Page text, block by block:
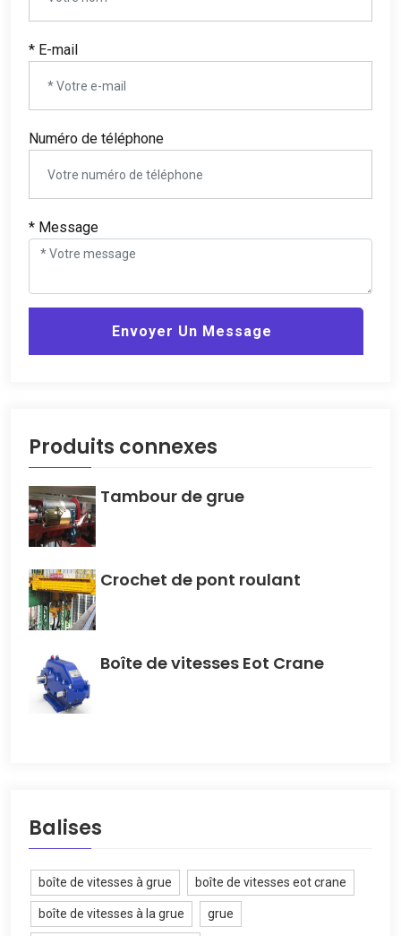
* E-mail
Numéro de téléphone
* Message
Envoyer Un Message
Produits connexes
Tambour de grue
Crochet de pont roulant
Boîte de vitesses Eot Crane
Balises
boîte de vitesses à grue boîte de vitesses eot crane
boîte de vitesses à la grue grue